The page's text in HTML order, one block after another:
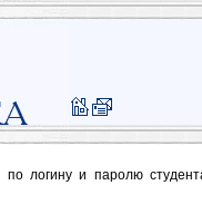
по логину и паролю